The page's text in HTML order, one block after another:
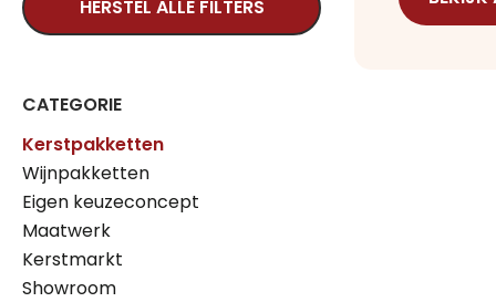
HERSTEL ALLE FILTERS
CATEGORIE
Kerstpakketten
Wijnpakketten
Eigen keuzeconcept
Maatwerk
Kerstmarkt
Showroom